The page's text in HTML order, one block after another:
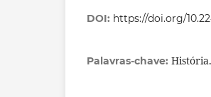
DOI: https://doi.org/
Palavras-chave: